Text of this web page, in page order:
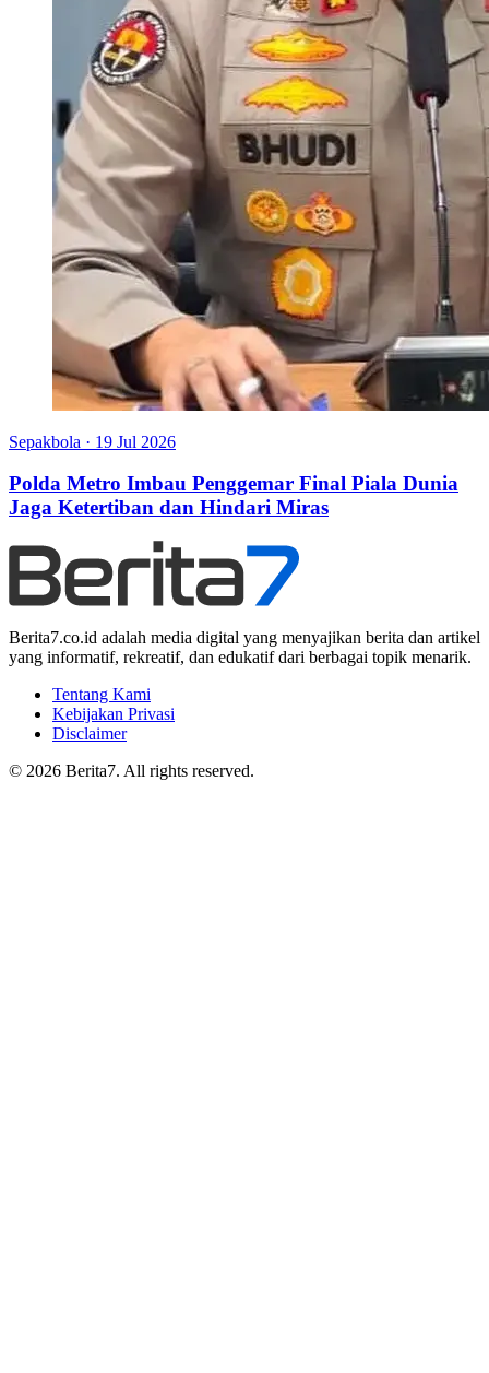
Sepakbola · 19 Jul 2026
Polda Metro Imbau Penggemar Final Piala Dunia
Jaga Ketertiban dan Hindari Miras
Berita7.co.id adalah media digital yang menyajikan berita dan artikel
yang informatif, rekreatif, dan edukatif dari berbagai topik menarik.
Tentang Kami
Kebijakan Privasi
Disclaimer
© 2026 Berita7. All rights reserved.